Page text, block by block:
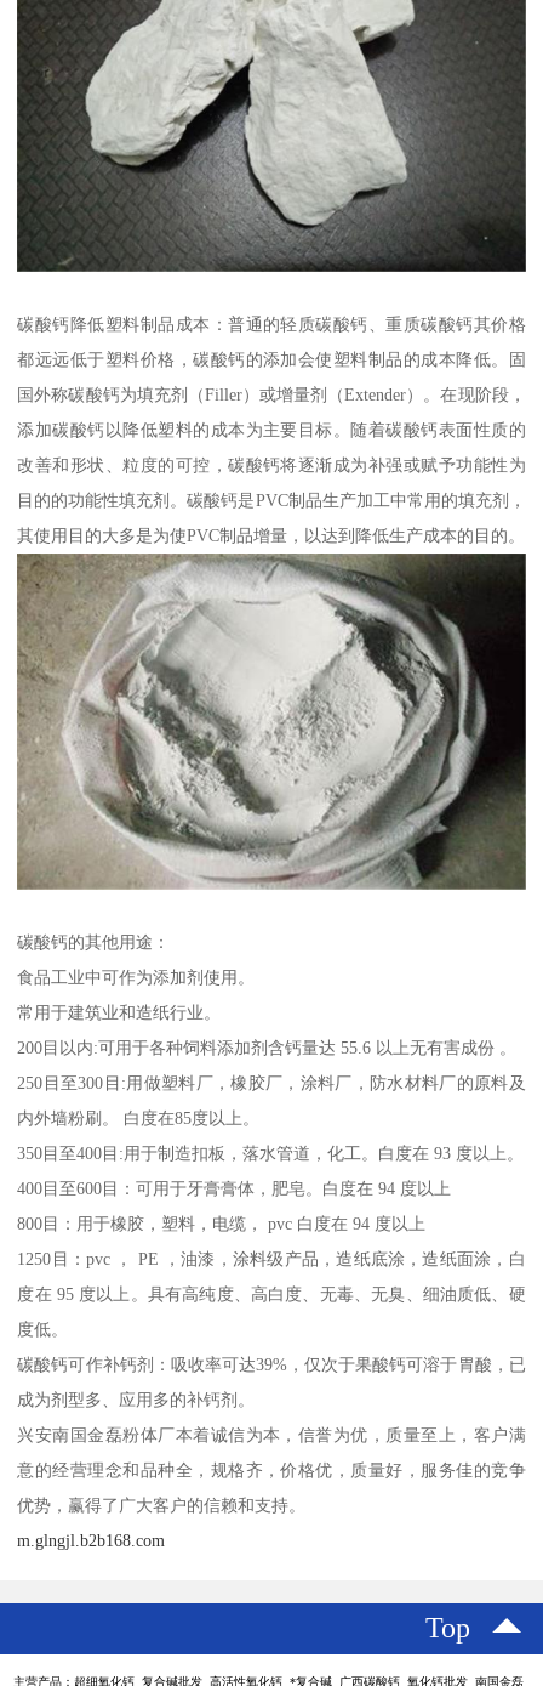
碳酸钙降低塑料制品成本：普通的轻质碳酸钙、重质碳酸钙其价格
都远远低于塑料价格，碳酸钙的添加会使塑料制品的成本降低。固
国外称碳酸钙为填充剂（Filler）或增量剂（Extender）。在现阶段，
添加碳酸钙以降低塑料的成本为主要目标。随着碳酸钙表面性质的
改善和形状、粒度的可控，碳酸钙将逐渐成为补强或赋予功能性为
目的的功能性填充剂。碳酸钙是PVC制品生产加工中常用的填充剂，
其使用目的大多是为使PVC制品增量，以达到降低生产成本的目的。
碳酸钙的其他用途：
食品工业中可作为添加剂使用。
常用于建筑业和造纸行业。
200目以内:可用于各种饲料添加剂含钙量达 55.6 以上无有害成份 。
250目至300目:用做塑料厂，橡胶厂，涂料厂，防水材料厂的原料及
内外墙粉刷。 白度在85度以上。
350目至400目:用于制造扣板，落水管道，化工。白度在 93 度以上。
400目至600目：可用于牙膏膏体，肥皂。白度在 94 度以上
800目：用于橡胶，塑料，电缆， pvc 白度在 94 度以上
1250目：pvc ， PE ，油漆，涂料级产品，造纸底涂，造纸面涂，白
度在 95 度以上。具有高纯度、高白度、无毒、无臭、细油质低、硬
度低。
碳酸钙可作补钙剂：吸收率可达39%，仅次于果酸钙可溶于胃酸，已
成为剂型多、应用多的补钙剂。
兴安南国金磊粉体厂本着诚信为本，信誉为优，质量至上，客户满
意的经营理念和品种全，规格齐，价格优，质量好，服务佳的竞争
优势，赢得了广大客户的信赖和支持。
m.glngjl.b2b168.com
Top
主营产品：超细氧化钙 复合碱批发 高活性氧化钙 *复合碱 广西碳酸钙 氧化钙批发 南国金磊